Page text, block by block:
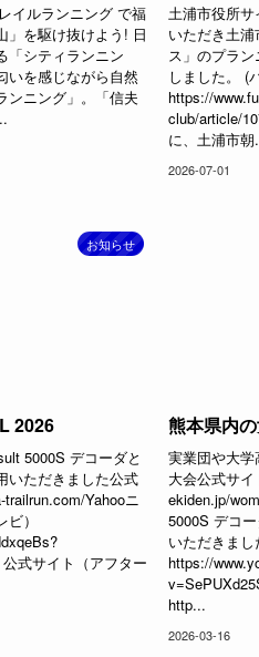
イルランニング で福
」を駆け抜けよう! 日
「シティランニン
いを感じながら自然
ンニング」。「信夫
土浦市役所
いただき土
ス」のプラ
しました。 (
https://
club/article/
に、土浦市朝
2026-07-01
お知らせ
2026
5000S デコーダと
いただきました公式
Yahooニ
）
式サイト（アフター
熊本県内
実業団や大
大会公式サ
ekiden.jp/
5000S デコ
いただきまし
https://
http...
2026-03-16